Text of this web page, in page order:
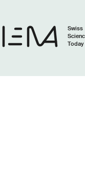
Swiss
Today